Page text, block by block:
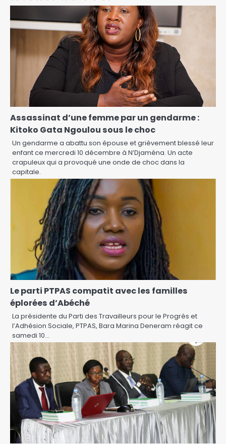
Assassinat d’une femme par un gendarme :
Kitoko Gata Ngoulou sous le choc
Un gendarme a abattu son épouse et grièvement blessé leur
enfant ce mercredi 10 décembre à N’Djaména. Un acte
crapuleux qui a provoqué une onde de choc dans la
capitale.
Le parti PTPAS compatit avec les familles
éplorées d’Abéché
La présidente du Parti des Travailleurs pour le Progrès et
l’Adhésion Sociale, PTPAS, Bara Marina Deneram réagit ce
samedi 10…